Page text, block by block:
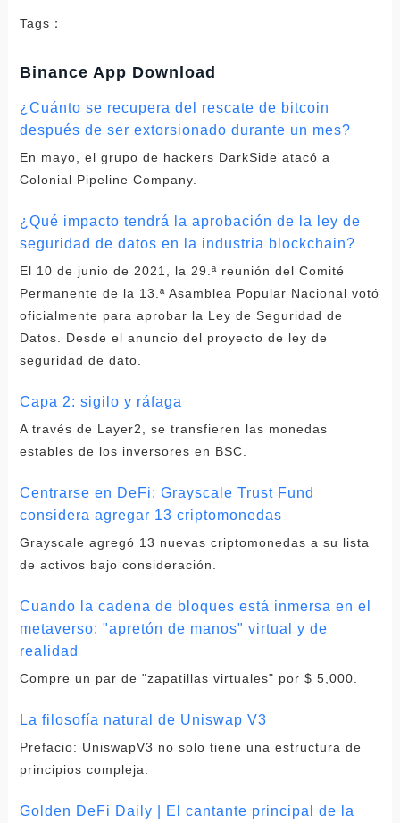
Tags：
Binance App Download
¿Cuánto se recupera del rescate de bitcoin
después de ser extorsionado durante un mes?
En mayo, el grupo de hackers DarkSide atacó a
Colonial Pipeline Company.
¿Qué impacto tendrá la aprobación de la ley de
seguridad de datos en la industria blockchain?
El 10 de junio de 2021, la 29.ª reunión del Comité
Permanente de la 13.ª Asamblea Popular Nacional votó
oficialmente para aprobar la Ley de Seguridad de
Datos. Desde el anuncio del proyecto de ley de
seguridad de dato.
Capa 2: sigilo y ráfaga
A través de Layer2, se transfieren las monedas
estables de los inversores en BSC.
Centrarse en DeFi: Grayscale Trust Fund
considera agregar 13 criptomonedas
Grayscale agregó 13 nuevas criptomonedas a su lista
de activos bajo consideración.
Cuando la cadena de bloques está inmersa en el
metaverso: "apretón de manos" virtual y de
realidad
Compre un par de "zapatillas virtuales" por $ 5,000.
La filosofía natural de Uniswap V3
Prefacio: UniswapV3 no solo tiene una estructura de
principios compleja.
Golden DeFi Daily | El cantante principal de la